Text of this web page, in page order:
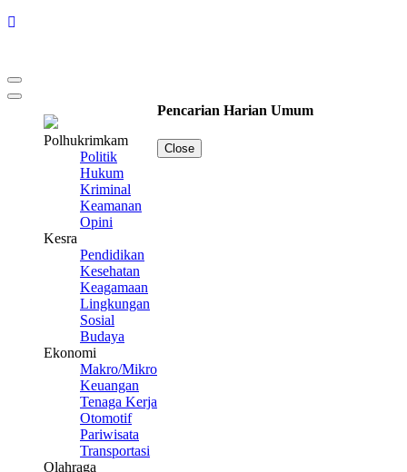
Polhukrimkam
Politik
Hukum
Kriminal
Keamanan
Opini
Kesra
Pendidikan
Kesehatan
Keagamaan
Lingkungan
Sosial
Budaya
Ekonomi
Makro/Mikro
Keuangan
Tenaga Kerja
Otomotif
Pariwisata
Transportasi
Olahraga
Pencarian Harian Umum
Close